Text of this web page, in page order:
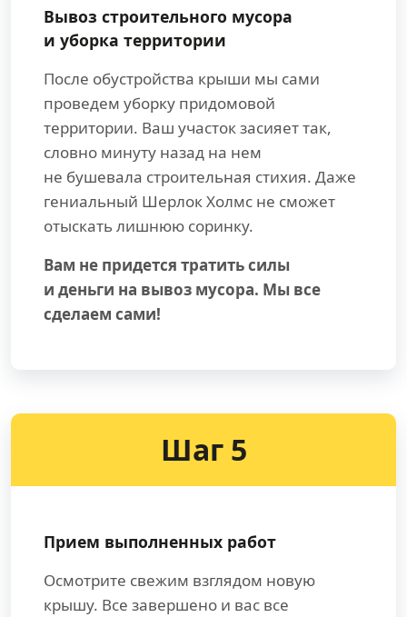
Вывоз строительного мусора
и уборка территории
После обустройства крыши мы сами
проведем уборку придомовой
территории. Ваш участок засияет так,
словно минуту назад на нем
не бушевала строительная стихия. Даже
гениальный Шерлок Холмс не сможет
отыскать лишнюю соринку.
Вам не придется тратить силы
и деньги на вывоз мусора. Мы все
сделаем сами!
Шаг 5
Прием выполненных работ
Осмотрите свежим взглядом новую
крышу. Все завершено и вас все